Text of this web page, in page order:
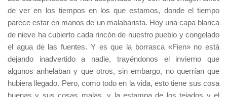
de ver en los tiempos en los que estamos, donde el tiempo
parece estar en manos de un malabarista. Hoy una capa blanca
de nieve ha cubierto cada rincón de nuestro pueblo y congelado
el agua de las fuentes. Y es que la borrasca «Fien» no está
dejando inadvertido a nadie, trayéndonos el invierno que
algunos anhelaban y que otros, sin embargo, no querrían que
hubiera llegado. Pero, como todo en la vida, esto tiene sus cosa